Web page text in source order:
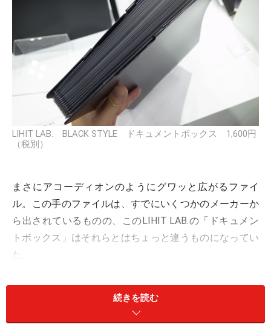
LIHIT LAB. BLACK STYLE ドキュメントボックス 1,600円
（税別）
まさにアコーディオンのようにグワッと広がるファイ
ル。この手のファイルは、すでにいくつかのメーカーか
ら出されているものの、このLIHIT LAB.の「ドキュメン
トボックス」はそれらとはちょっと違うものになってい
た。
一般的なアコーディオン式ファイルは拡げて手を放す
と、もとに戻って縮んでしまうものが多かったが、これ
はその点を改良している。ファイルを拡げきった状態で
続きを読む